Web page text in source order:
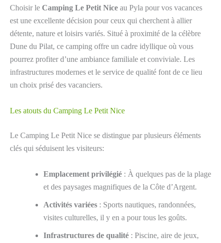
Choisir le Camping Le Petit Nice au Pyla pour vos vacances
est une excellente décision pour ceux qui cherchent à allier
détente, nature et loisirs variés. Situé à proximité de la célèbre
Dune du Pilat, ce camping offre un cadre idyllique où vous
pourrez profiter d’une ambiance familiale et conviviale. Les
infrastructures modernes et le service de qualité font de ce lieu
un choix prisé des vacanciers.
Les atouts du Camping Le Petit Nice
Le Camping Le Petit Nice se distingue par plusieurs éléments
clés qui séduisent les visiteurs:
Emplacement privilégié : À quelques pas de la plage
et des paysages magnifiques de la Côte d’Argent.
Activités variées : Sports nautiques, randonnées,
visites culturelles, il y en a pour tous les goûts.
Infrastructures de qualité : Piscine, aire de jeux,